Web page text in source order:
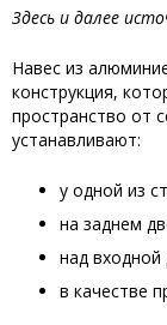
Здесь и далее
Навес из
конструкция,
пространство от
устанавливают:
у одной из
на заднем
над входной
в качестве